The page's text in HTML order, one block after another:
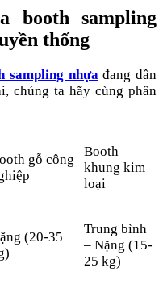
sampling
thống
sampling nhựa đang dần
chúng ta hãy cùng phân
gỗ công
Booth
khung kim
loại
(20-35
Trung bình
– Nặng (15-
25 kg)